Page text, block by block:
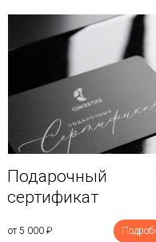
Подарочный
сертификат
от 5 000 ₽